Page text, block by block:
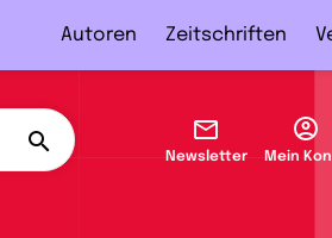
Autoren Zeitschriften
Newsletter Mein